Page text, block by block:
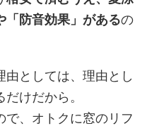
「防音効果」があるの
としては、理由とし
けだから。
で、オトクに窓のリフ